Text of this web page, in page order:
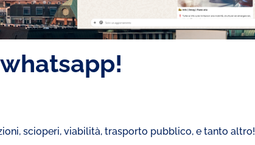
scioperi, viabilità, trasporto pubblico, e tanto altro!